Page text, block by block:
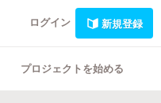
ログイン 新規登録
プロジェクトを始める